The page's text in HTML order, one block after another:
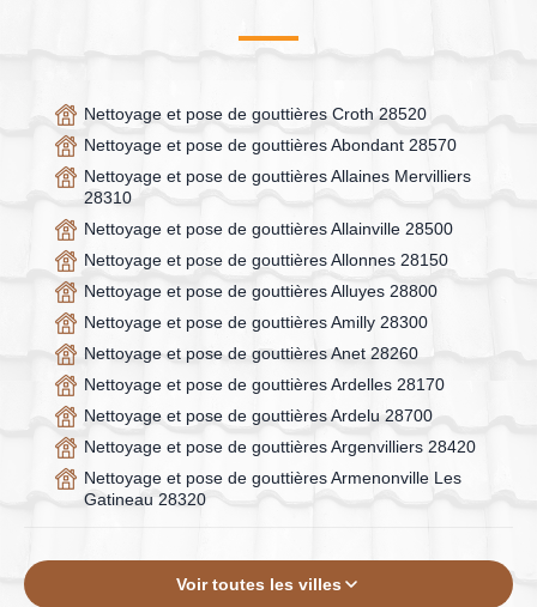
Nettoyage et pose de gouttières Croth 28520
Nettoyage et pose de gouttières Abondant 28570
Nettoyage et pose de gouttières Allaines Mervilliers
28310
Nettoyage et pose de gouttières Allainville 28500
Nettoyage et pose de gouttières Allonnes 28150
Nettoyage et pose de gouttières Alluyes 28800
Nettoyage et pose de gouttières Amilly 28300
Nettoyage et pose de gouttières Anet 28260
Nettoyage et pose de gouttières Ardelles 28170
Nettoyage et pose de gouttières Ardelu 28700
Nettoyage et pose de gouttières Argenvilliers 28420
Nettoyage et pose de gouttières Armenonville Les
Gatineau 28320
Voir toutes les villes